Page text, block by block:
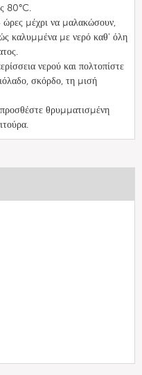
80°C.
μέχρι να μαλακώσουν,
καλυμμένα με νερό καθ' όλη
νερού και πολτοπίστε
σκόρδο, τη μισή
θρυμματισμένη